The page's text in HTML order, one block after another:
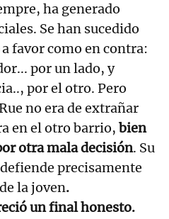
ha generado
Se han sucedido
favor como en contra:
por un lado, y
por el otro. Pero
no era de extrañar
en el otro barrio, bien
otra mala decisión. Su
precisamente
la joven.
un final honesto.